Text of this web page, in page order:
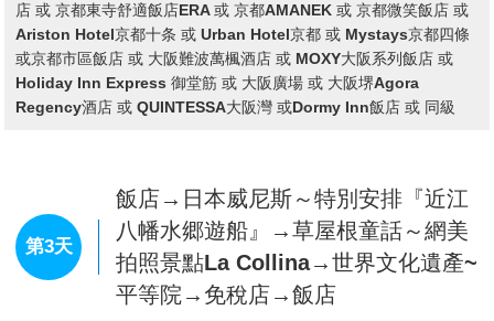
力自由馳騁，靜心觀察大自然優美絕妙的巧奪天工。
【錦市場】 位於京都市中心，被稱為「京都的廚房」，是一
條擁有四百多年歷史的傳統市場街。沿路聚集了多家老舖與
特色小店，販售從新鮮海產、醃漬物、京都蔬菜到甜點、伴
店 或 京都東寺舒適飯店ERA 或 京都AMANEK 或 京都微笑飯店 或
Ariston Hotel京都十条 或 Urban Hotel京都 或 Mystays京都四條
或京都市區飯店 或 大阪難波萬楓酒店 或 MOXY大阪系列飯店 或
Holiday Inn Express 御堂筋 或 大阪廣場 或 大阪堺Agora
Regency酒店 或 QUINTESSA大阪灣 或Dormy Inn飯店 或 同級
第3天
飯店→日本威尼斯～特別安排『近江
八幡水郷遊船』→草屋根童話～網美
拍照景點La Collina→世界文化遺產~
平等院→免稅店→飯店